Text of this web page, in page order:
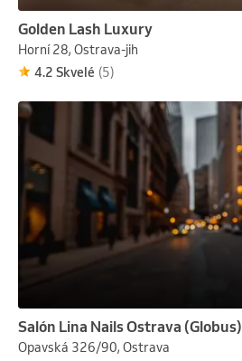
Golden Lash Luxury
Horní 28, Ostrava-jih
4.2 Skvelé (5)
Salón Lina Nails Ostrava (Globus)
Opavská 326/90, Ostrava